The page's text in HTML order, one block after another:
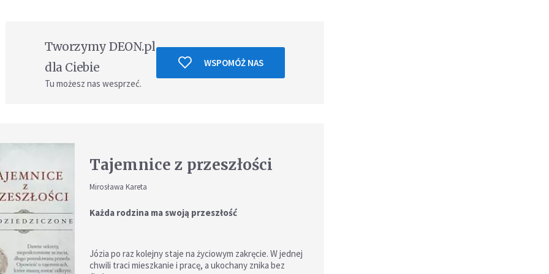
Tworzymy DEON.pl
dla Ciebie
Tu możesz nas wesprzeć.
WSPOMÓŻ NAS
Tajemnice z przeszłości
Mirosława Kareta
Każda rodzina ma swoją przeszłość
Józia po raz kolejny staje na życiowym zakręcie. W jednej
chwili traci mieszkanie i pracę, a ukochany znika bez